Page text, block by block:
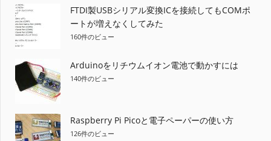
FTDI製USBシリアル変換ICを接続してもCOMポ
ートが増えなくしてみた
160件のビュー
Arduinoをリチウムイオン電池で動かすには
140件のビュー
Raspberry Pi Picoと電子ペーパーの使い方
126件のビュー